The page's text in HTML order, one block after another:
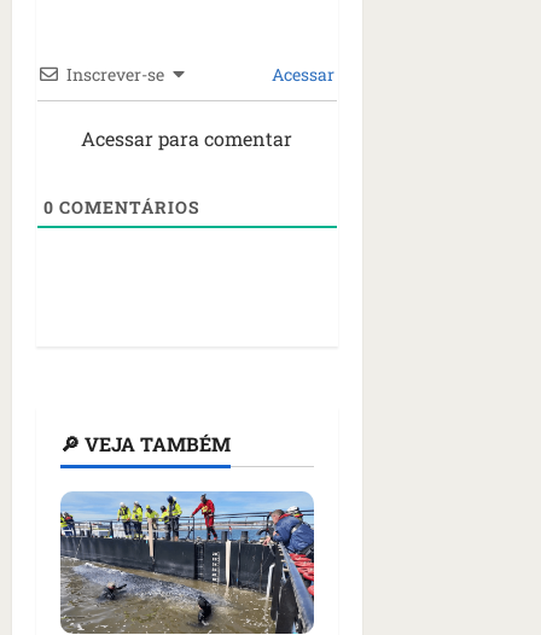
Inscrever-se Acessar
Acessar para comentar
0 COMENTÁRIOS
🔎 VEJA TAMBÉM